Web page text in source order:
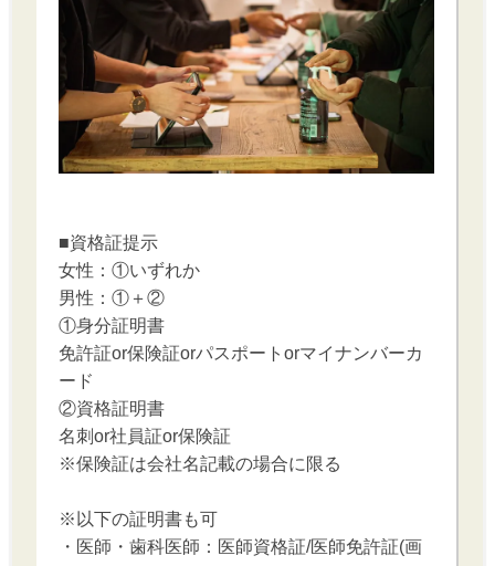
■資格証提示
女性：①いずれか
男性：①＋②
①身分証明書
免許証or保険証orパスポートorマイナンバーカ
ード
②資格証明書
名刺or社員証or保険証
※保険証は会社名記載の場合に限る
※以下の証明書も可
・医師・歯科医師：医師資格証/医師免許証(画